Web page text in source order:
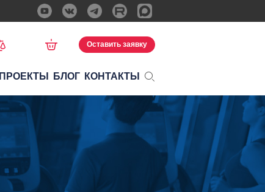
Оставить заявку
ПРОЕКТЫ БЛОГ КОНТАКТЫ